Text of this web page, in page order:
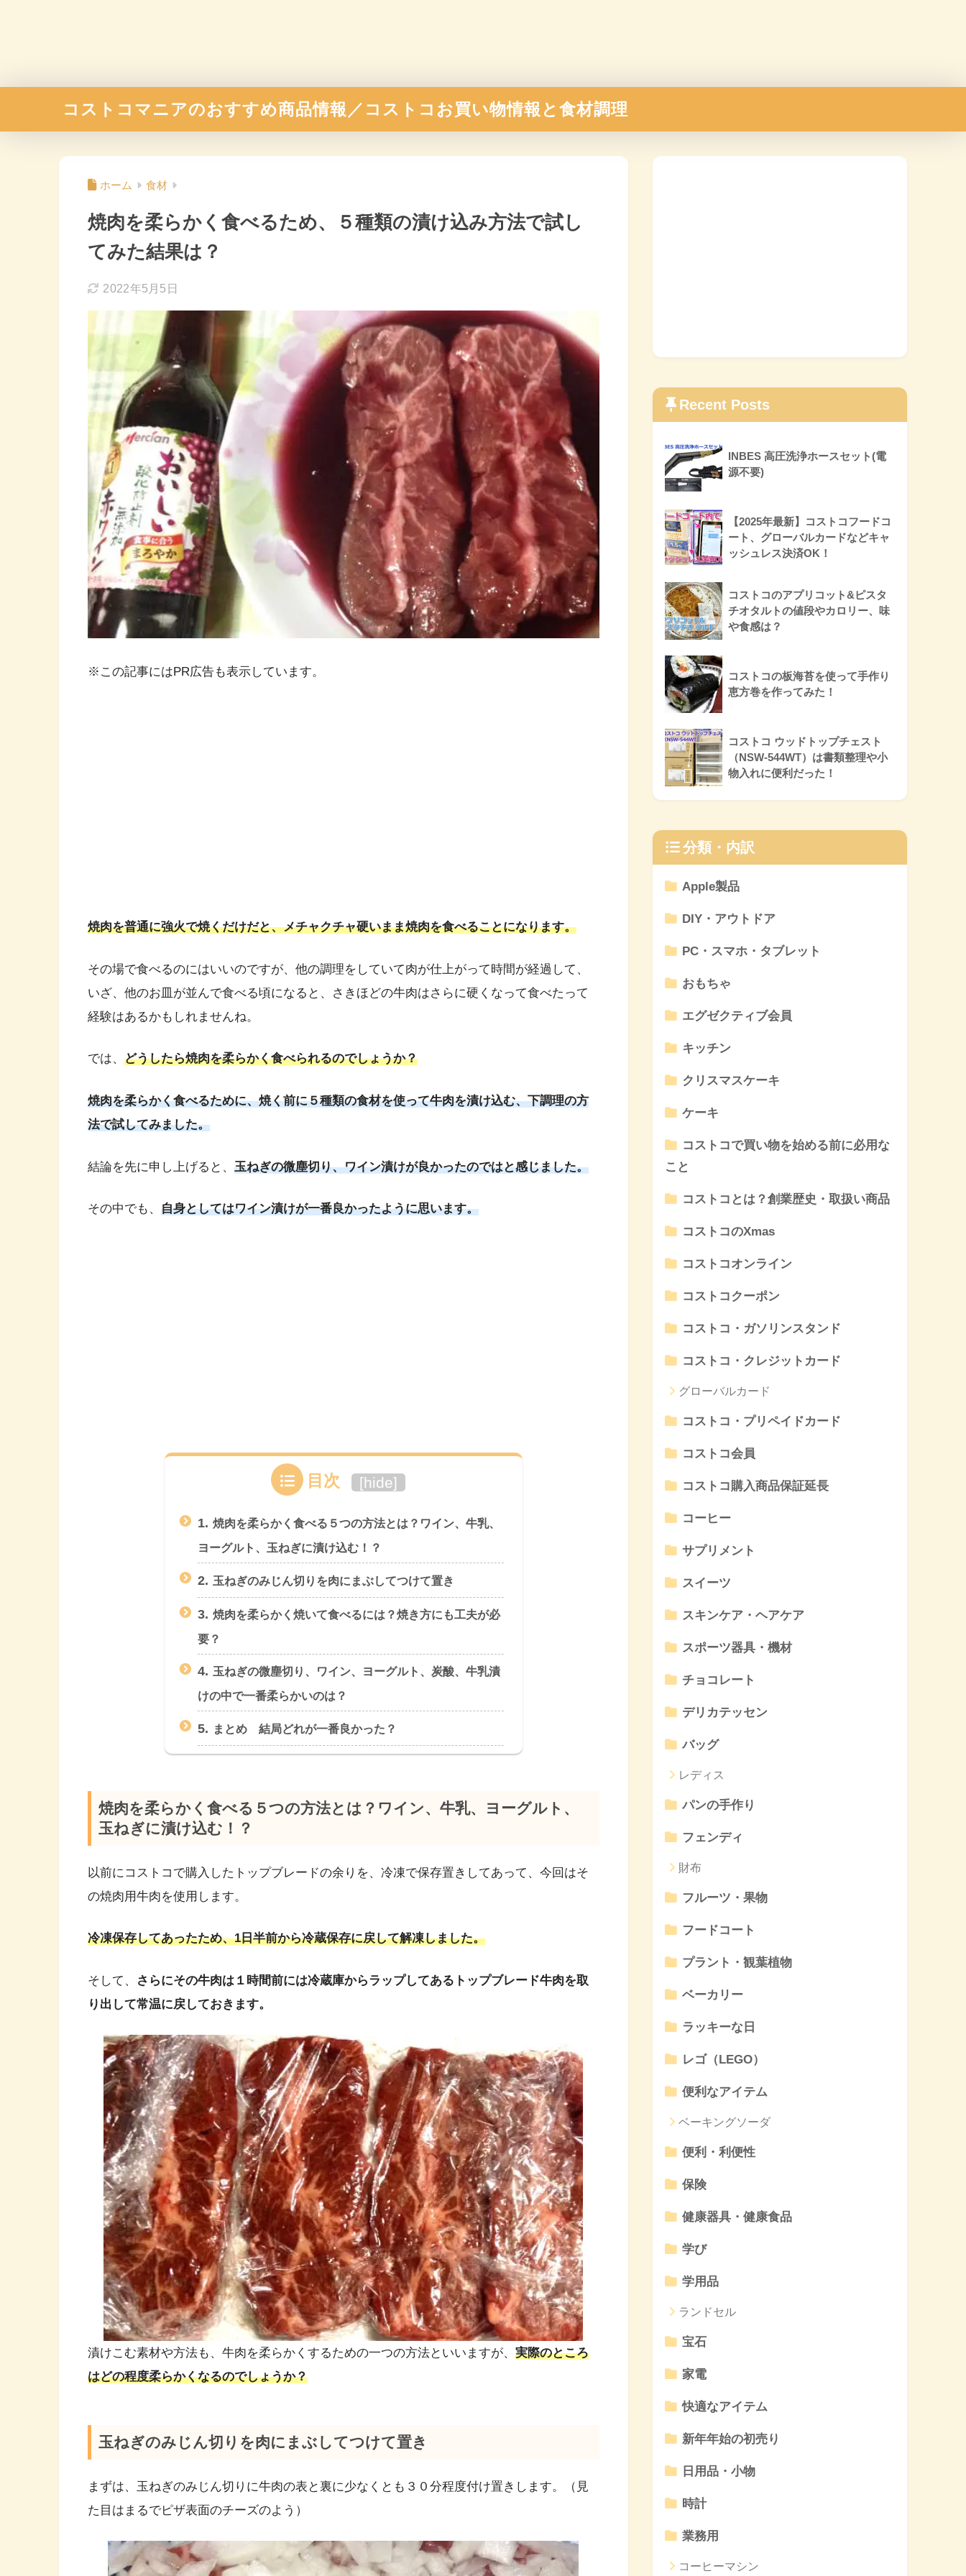
コストコマニアのおすすめ商品情報／コストコお買い物情報と食材調理
ホーム 食材
焼肉を柔らかく食べるため、５種類の漬け込み方法で試し
てみた結果は？
2022年5月5日
※この記事にはPR広告も表示しています。
焼肉を普通に強火で焼くだけだと、メチャクチャ硬いまま焼肉を食べることになります。
その場で食べるのにはいいのですが、他の調理をしていて肉が仕上がって時間が経過して、
いざ、他のお皿が並んで食べる頃になると、さきほどの牛肉はさらに硬くなって食べたって
経験はあるかもしれませんね。
では、 どうしたら焼肉を柔らかく食べられるのでしょうか？
焼肉を柔らかく食べるために、焼く前に５種類の食材を使って牛肉を漬け込む、下調理の方
法で試してみました。
結論を先に申し上げると、 玉ねぎの微塵切り、ワイン漬けが良かったのではと感じました。
その中でも、 自身としてはワイン漬けが一番良かったように思います。
目次 [hide]
1. 焼肉を柔らかく食べる５つの方法とは？ワイン、牛乳、
ヨーグルト、玉ねぎに漬け込む！？
2. 玉ねぎのみじん切りを肉にまぶしてつけて置き
3. 焼肉を柔らかく焼いて食べるには？焼き方にも工夫が必
要？
4. 玉ねぎの微塵切り、ワイン、ヨーグルト、炭酸、牛乳漬
けの中で一番柔らかいのは？
5. まとめ 結局どれが一番良かった？
焼肉を柔らかく食べる５つの方法とは？ワイン、牛乳、ヨーグルト、
玉ねぎに漬け込む！？
以前にコストコで購入したトップブレードの余りを、冷凍で保存置きしてあって、今回はそ
の焼肉用牛肉を使用します。
冷凍保存してあったため、1日半前から冷蔵保存に戻して解凍しました。
そして、
さらにその牛肉は１時間前には冷蔵庫からラップしてあるトップブレード牛肉を取
り出して常温に戻しておきます。
漬けこむ素材や方法も、牛肉を柔らかくするための一つの方法といいますが、 実際のところ
はどの程度柔らかくなるのでしょうか？
玉ねぎのみじん切りを肉にまぶしてつけて置き
まずは、玉ねぎのみじん切りに牛肉の表と裏に少なくとも３０分程度付け置きします。（見
た目はまるでピザ表面のチーズのよう）
Recent Posts
INBES 高圧洗浄ホースセット(電
源不要)
【2025年最新】コストコフードコ
ート、グローバルカードなどキャ
ッシュレス決済OK！
コストコのアプリコット&ピスタ
チオタルトの値段やカロリー、味
や食感は？
コストコの板海苔を使って手作り
恵方巻を作ってみた！
コストコ ウッドトップチェスト
（NSW-544WT）は書類整理や小
物入れに便利だった！
分類・内訳
Apple製品
DIY・アウトドア
PC・スマホ・タブレット
おもちゃ
エグゼクティブ会員
キッチン
クリスマスケーキ
ケーキ
コストコで買い物を始める前に必用な
こと
コストコとは？創業歴史・取扱い商品
コストコのXmas
コストコオンライン
コストコクーポン
コストコ・ガソリンスタンド
コストコ・クレジットカード
グローバルカード
コストコ・プリペイドカード
コストコ会員
コストコ購入商品保証延長
コーヒー
サプリメント
スイーツ
スキンケア・ヘアケア
スポーツ器具・機材
チョコレート
デリカテッセン
バッグ
レディス
パンの手作り
フェンディ
財布
フルーツ・果物
フードコート
プラント・観葉植物
ベーカリー
ラッキーな日
レゴ（LEGO）
便利なアイテム
ベーキングソーダ
便利・利便性
保険
健康器具・健康食品
学び
学用品
ランドセル
宝石
家電
快適なアイテム
新年年始の初売り
日用品・小物
時計
業務用
コーヒーマシン